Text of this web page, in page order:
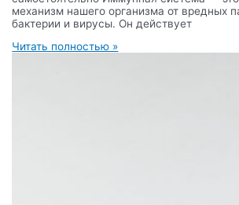
механизм нашего организма от вредных
бактерии и вирусы. Он действует
Читать полностью »